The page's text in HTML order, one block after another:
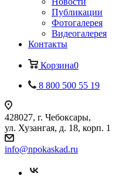
Публикации
Фотогалерея
Видеогалерея
Контакты
Корзина0
8 800 500 55 19
428027, г. Чебоксары,
ул. Хузангая, д. 18, корп. 1
info@npokaskad.ru